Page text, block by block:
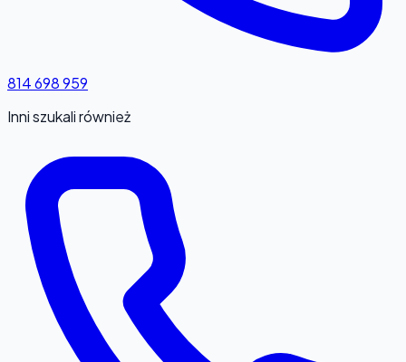
814 698 959
Inni szukali również